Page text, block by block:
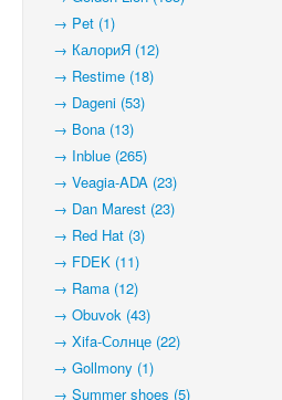
→ Pet (1)
→ КалориЯ (12)
→ Restime (18)
→ Dageni (53)
→ Bona (13)
→ Inblue (265)
→ Veagia-ADA (23)
→ Dan Marest (23)
→ Red Hat (3)
→ FDEK (11)
→ Rama (12)
→ Obuvok (43)
→ Xifa-Солнце (22)
→ Gollmony (1)
→ Summer shoes (5)